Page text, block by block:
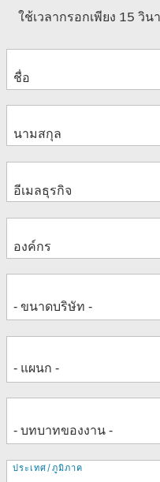
ใช้เวลากรอกเพียง 15 วิ
ที่ประเทศ/ภูมิภาค